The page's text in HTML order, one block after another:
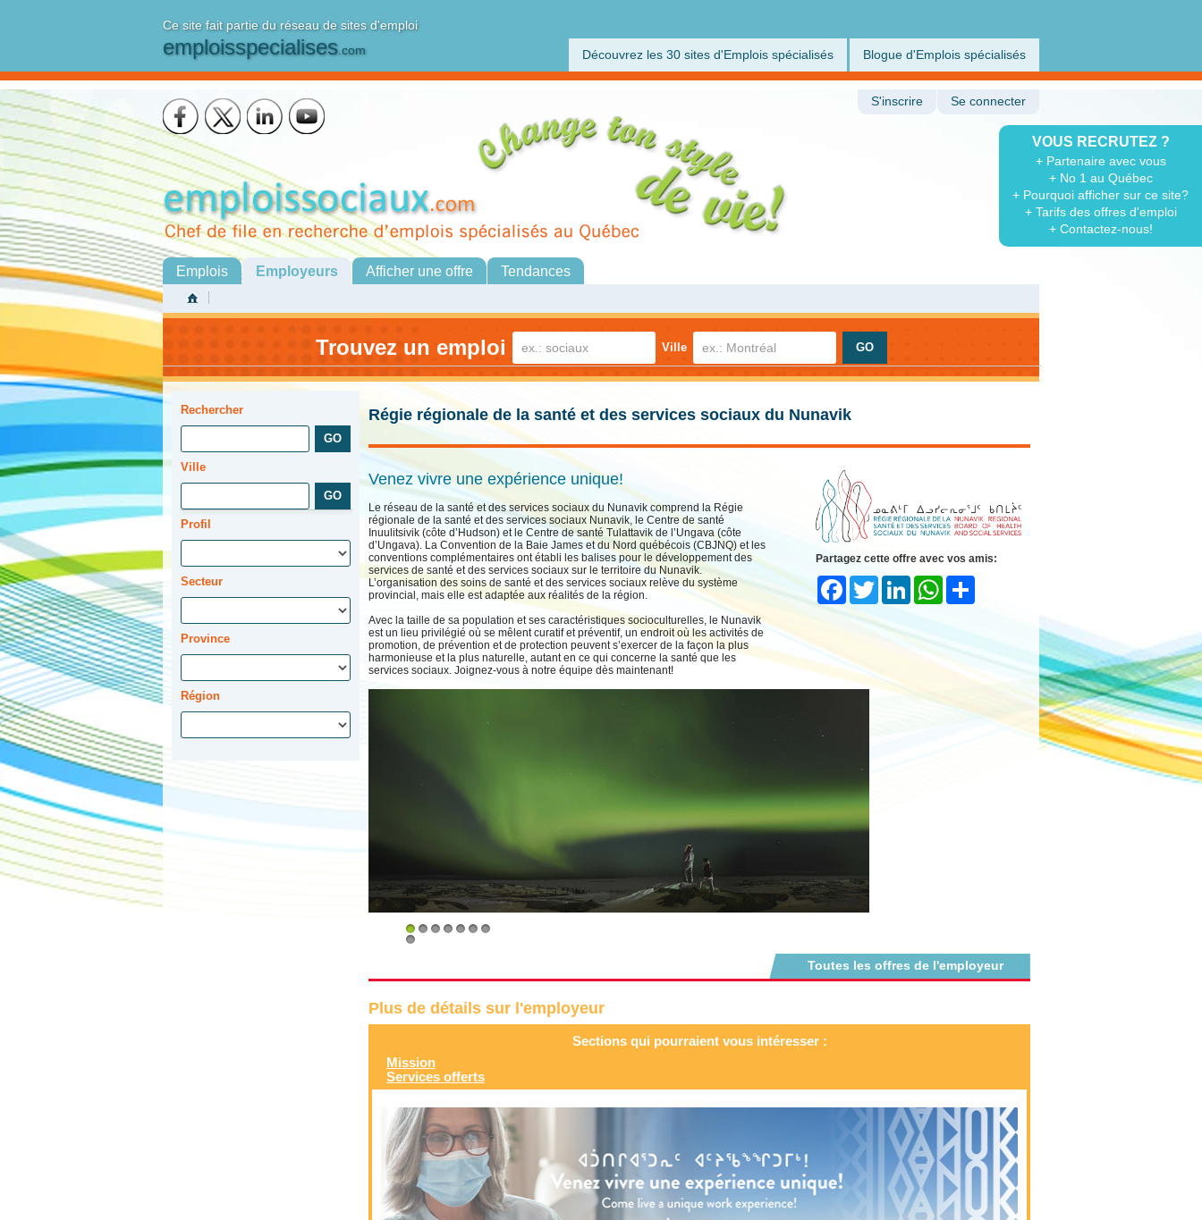
Ce site fait partie du réseau de sites d'emploi
emploisspecialises.com Découvrez les 30 sites d'Emplois spécialisés Blogue d'Emplois spécialisés
VOUS RECRUTEZ ?
+ Partenaire avec vous
+ No 1 au Québec
+ Pourquoi afficher sur ce site?
+ Tarifs des offres d'emploi
+ Contactez-nous!
S'inscrire Se connecter
Emplois Employeurs Afficher une offre Tendances
Trouvez un emploi Ville
Rechercher
Ville
Profil
Secteur
Province
Région
Régie régionale de la santé et des services sociaux du Nunavik
Venez vivre une expérience unique!
Le réseau de la santé et des services sociaux du Nunavik comprend la Régie
régionale de la santé et des services sociaux Nunavik, le Centre de santé
Inuulitsivik (côte d’Hudson) et le Centre de santé Tulattavik de l’Ungava (côte
d’Ungava). La Convention de la Baie James et du Nord québécois (CBJNQ) et les
conventions complémentaires ont établi les balises pour le développement des
services de santé et des services sociaux sur le territoire du Nunavik.
L’organisation des soins de santé et des services sociaux relève du système
provincial, mais elle est adaptée aux réalités de la région.
Avec la taille de sa population et ses caractéristiques socioculturelles, le Nunavik
est un lieu privilégié où se mêlent curatif et préventif, un endroit où les activités de
promotion, de prévention et de protection peuvent s’exercer de la façon la plus
harmonieuse et la plus naturelle, autant en ce qui concerne la santé que les
services sociaux. Joignez-vous à notre équipe dès maintenant!
1
Partagez cette offre avec vos amis:
FacebookTwitter LinkedIn WhatsApp
Toutes les offres de l'employeur
Plus de détails sur l'employeur
Sections qui pourraient vous intéresser :
Mission
Services offerts